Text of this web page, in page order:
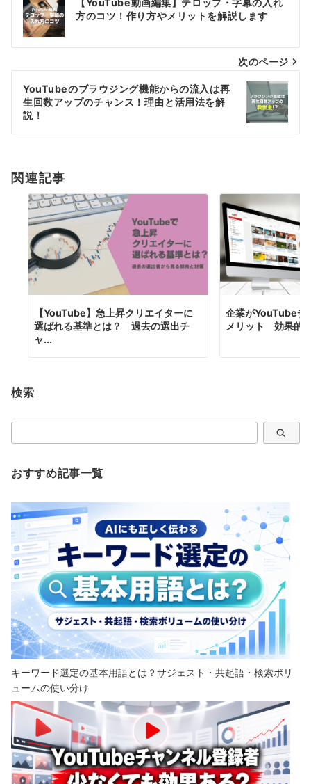
稿
ナ
ビ
ゲ
ー
シ
ン
方のコツ！作り方やメリットを解説します
次のページ
YouTubeのブラウジング機能からの流入は再
生回数アップのチャンス！理由と活用法を解
説！
関連記事
【YouTube】急上昇クリエイターに
選ばれる基準とは？ 過去の選出チ
ャ...
企業がYouTubeチ
メリット 効果的
検索
検
おすすめ記事一覧
キーワード選定の基本用語とは？サジェスト・共起語・検索ボリ
ュームの使い分け